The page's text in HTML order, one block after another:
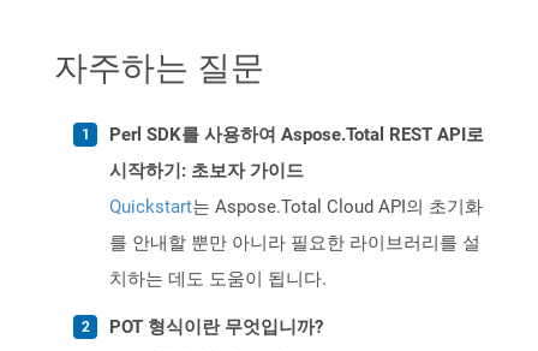
자주하는 질문
Perl SDK를 사용하여 Aspose.Total REST API로
시작하기: 초보자 가이드
Quickstart는 Aspose.Total Cloud API의 초기화
를 안내할 뿐만 아니라 필요한 라이브러리를 설
치하는 데도 도움이 됩니다.
POT 형식이란 무엇입니까?